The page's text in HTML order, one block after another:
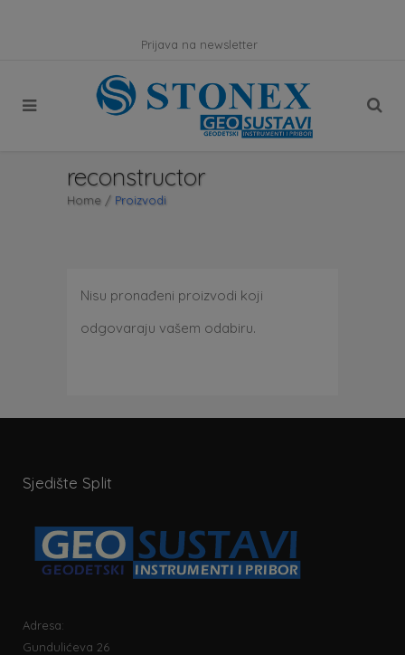
Prijava na newsletter
reconstructor
Home / Proizvodi
Nisu pronađeni proizvodi koji
odgovaraju vašem odabiru.
Sjedište Split
Adresa:
Gundulićeva 26